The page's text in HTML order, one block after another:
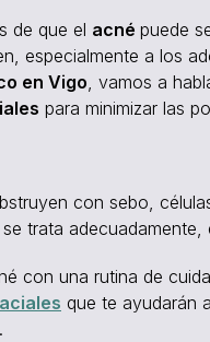
de que el acné puede
especialmente a los
en Vigo , vamos a
para minimizar las
con sebo,
trata
con una rutina de
que te ayudarán